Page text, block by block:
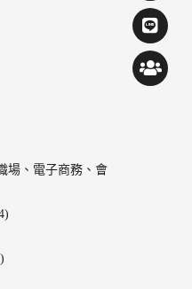
場、電子商務、會